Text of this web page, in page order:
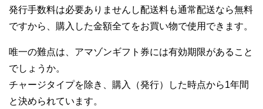
発行手数料は必要ありませんし配送料も通常配送なら無料
ですから、購入した金額全てをお買い物で使用できます。
唯一の難点は、アマゾンギフト券には有効期限があること
でしょうか。
チャージタイプを除き、購入（発行）した時点から1年間
と決められています。